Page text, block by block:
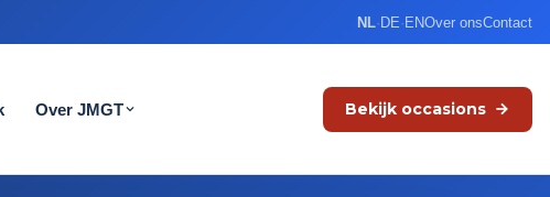
NL·DE·ENOver onsContact
Over JMGT Bekijk occasions